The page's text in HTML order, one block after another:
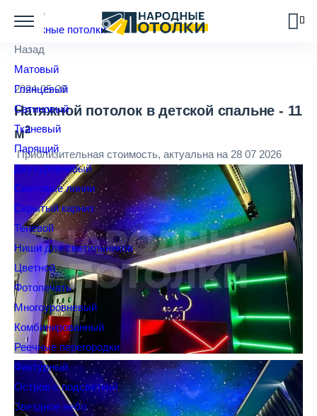
Натяжные потолки
Назад
Матовый
Глянцевый
Сатиновый
Тканевый
Парящий
Двухуровневый
Световые линии
Скрытый карниз
Теневой
Ниши для светильников
Цветной
Фотопечать
Многоуровневый
Комбинированный
Реечные перегородки
Фактурный
Остров с подсветкой
Звездное небо
2024-05-28
Натяжной потолок в детской спальне - 11
м2
Приблизительная стоимость, актуальна на 28 07 2026